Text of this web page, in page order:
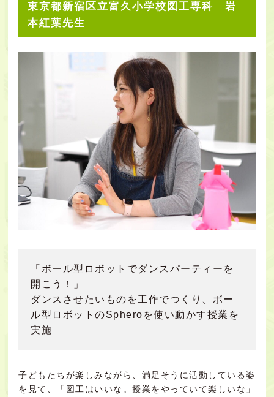
東京都新宿区立富久小学校図工専科 岩
本紅葉先生
「ボール型ロボットでダンスパーティーを
開こう！」
ダンスさせたいものを工作でつくり、ボー
ル型ロボットのSpheroを使い動かす授業を
実施
子どもたちが楽しみながら、満足そうに活動している姿
を見て、「図工はいいな。授業をやっていて楽しいな」